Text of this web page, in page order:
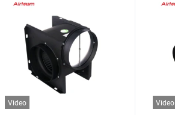
Video Video